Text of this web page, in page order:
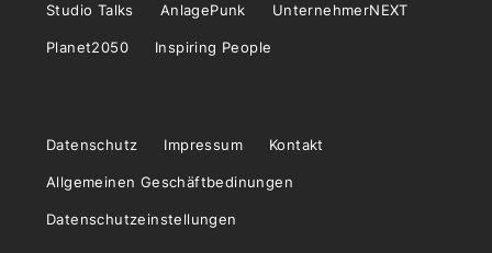
Studio Talks AnlagePunk UnternehmerNEXT
Planet2050 Inspiring People
Datenschutz Impressum Kontakt
Allgemeinen Geschäftbedinungen
Datenschutzeinstellungen